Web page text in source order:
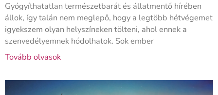
Gyógyíthatatlan természetbarát és állatmentő hírében
állok, így talán nem meglepő, hogy a legtöbb hétvégemet
igyekszem olyan helyszíneken tölteni, ahol ennek a
szenvedélyemnek hódolhatok. Sok ember
Tovább olvasok